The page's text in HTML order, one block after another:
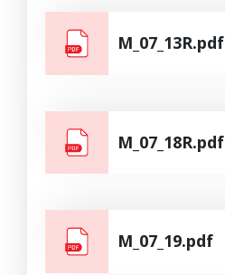
M_07_13R.pdf
M_07_18R.pdf
M_07_19.pdf